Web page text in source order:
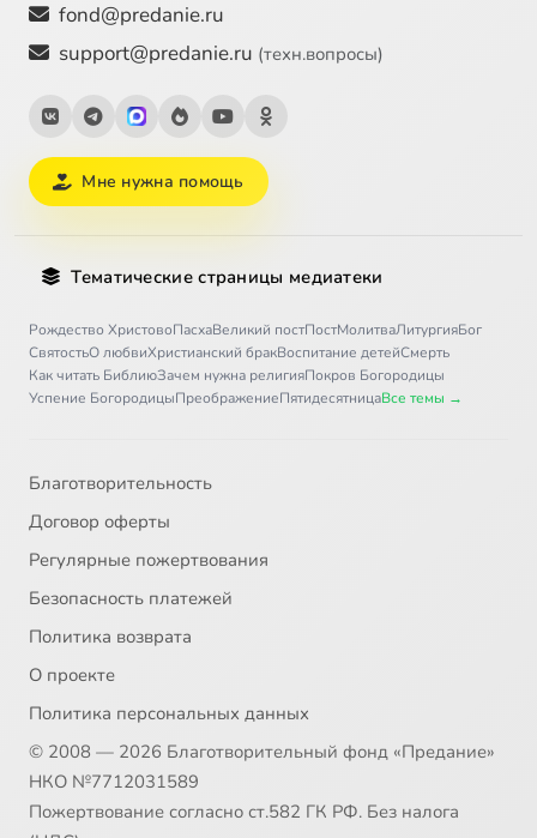
fond@predanie.ru
support@predanie.ru (техн.вопросы)
Мне нужна помощь
Тематические страницы медиатеки
Рождество ХристовоПасхаВеликий постПостМолитваЛитургияБог
СвятостьО любвиХристианский бракВоспитание детейСмерть
Как читать БиблиюЗачем нужна религияПокров Богородицы
Успение БогородицыПреображениеПятидесятницаВсе темы →
Благотворительность
Договор оферты
Регулярные пожертвования
Безопасность платежей
Политика возврата
О проекте
Политика персональных данных
© 2008 — 2026 Благотворительный фонд «Предание»
НКО №7712031589
Пожертвование согласно ст.582 ГК РФ. Без налога